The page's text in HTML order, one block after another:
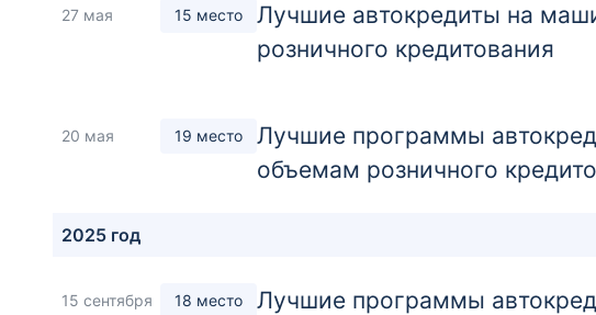
27 мая 15 место
Лучшие автокредиты на
розничного кредитования
20 мая 19 место
Лучшие программы
объемам розничного
2025 год
15 сентября 18 место
Лучшие программы